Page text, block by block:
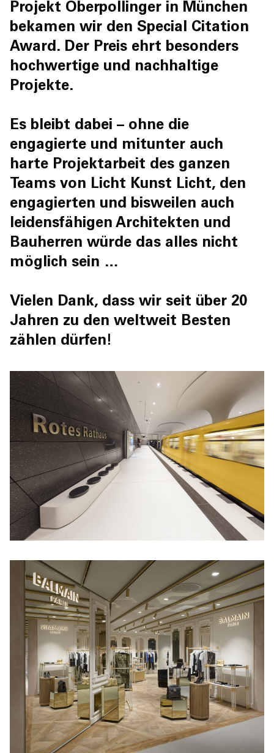
Projekt Oberpollinger in München
bekamen wir den Special Citation
Award. Der Preis ehrt besonders
hochwertige und nachhaltige
Projekte.
Es bleibt dabei – ohne die
engagierte und mitunter auch
harte Projektarbeit des ganzen
Teams von Licht Kunst Licht, den
engagierten und bisweilen auch
leidensfähigen Architekten und
Bauherren würde das alles nicht
möglich sein …
Vielen Dank, dass wir seit über 20
Jahren zu den weltweit Besten
zählen dürfen!